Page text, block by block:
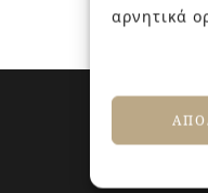
αρνητικά